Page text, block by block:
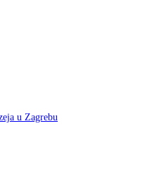
u Zagrebu